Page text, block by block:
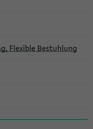
Flexible Bestuhlung